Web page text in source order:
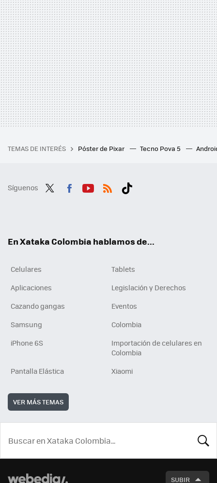
TEMAS DE INTERÉS Póster de Pixar Tecno Pova 5
Síguenos
En Xataka Colombia hablamos de...
Celulares
Tablets
Aplicaciones
Legislación y Derechos
Cazando gangas
Eventos
Samsung
Colombia
iPhone 6S
Importación de celulares en
Colombia
Pantalla Elástica
Xiaomi
VER MÁS TEMAS
SUBIR